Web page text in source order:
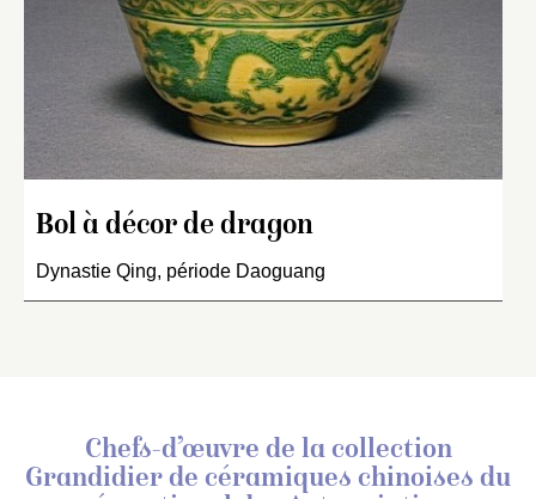
Bol à décor de dragon
Dynastie Qing, période Daoguang
Chefs-d’œuvre de la collection
Grandidier de céramiques chinoises du